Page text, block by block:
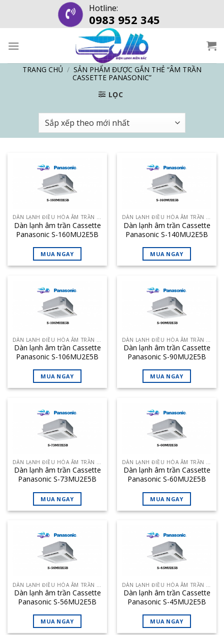
content
Hotline:
0983 952 345
TRANG CHỦ / SẢN PHẨM ĐƯỢC GẮN THẺ “ÂM TRẦN
CASSETTE PANASONIC”
LỌC
DÀN LẠNH ĐIỀU HÒA ÂM TRẦN CASSETTE
Dàn lạnh âm trần Cassette
Panasonic S-160MU2E5B
(4 hướng thổi)
MUA NGAY
DÀN LẠNH ĐIỀU HÒA ÂM TRẦN CASSETTE
Dàn lạnh âm trần Cassette
Panasonic S-140MU2E5B
(4 hướng thổi)
MUA NGAY
Dàn lạnh âm trần Cassette
Panasonic S-106MU2E5B
(4 hướng thổi)
MUA NGAY
Dàn lạnh âm trần Cassette
Panasonic S-90MU2E5B
(4 hướng thổi)
MUA NGAY
DÀN LẠNH ĐIỀU HÒA ÂM TRẦN CASSETTE
Dàn lạnh âm trần Cassette
Panasonic S-73MU2E5B
(4 hướng thổi)
MUA NGAY
DÀN LẠNH ĐIỀU HÒA ÂM TRẦN CASSETTE
Dàn lạnh âm trần Cassette
Panasonic S-60MU2E5B
(4 hướng thổi)
MUA NGAY
Dàn lạnh âm trần Cassette
Panasonic S-56MU2E5B
(4 hướng thổi)
MUA NGAY
Dàn lạnh âm trần Cassette
Panasonic S-45MU2E5B
(4 hướng thổi)
MUA NGAY